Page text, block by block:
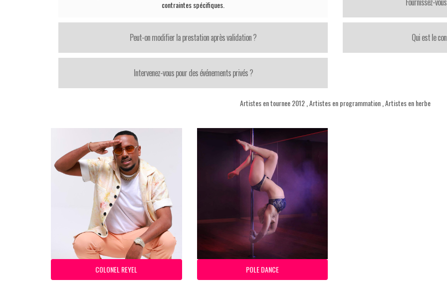
contraintes spécifiques.
Peut-on modifier la prestation après validation ?
Intervenez-vous pour des événements privés ?
Qui est le
Artistes en tournee 2012 Artistes en programmation Artistes en herbe
COLONEL REYEL POLE DANCE